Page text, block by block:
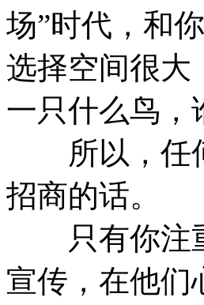
场”时代，和
选择空间很大
一只什么鸟，
所以，任何
招商的话。
只有你注重
宣传，在他们